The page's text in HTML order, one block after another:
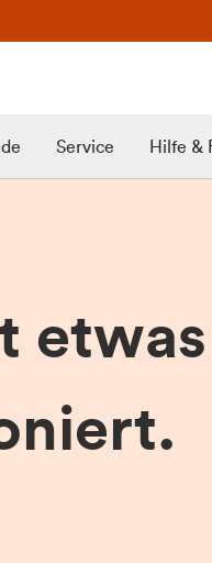
Service Hilfe &
etwas